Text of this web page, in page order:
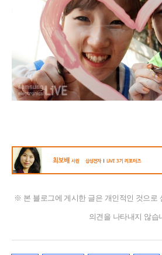
※ 본 블로그에 게시한 글은 개인적인 것으로
의견을 나타내지 않습